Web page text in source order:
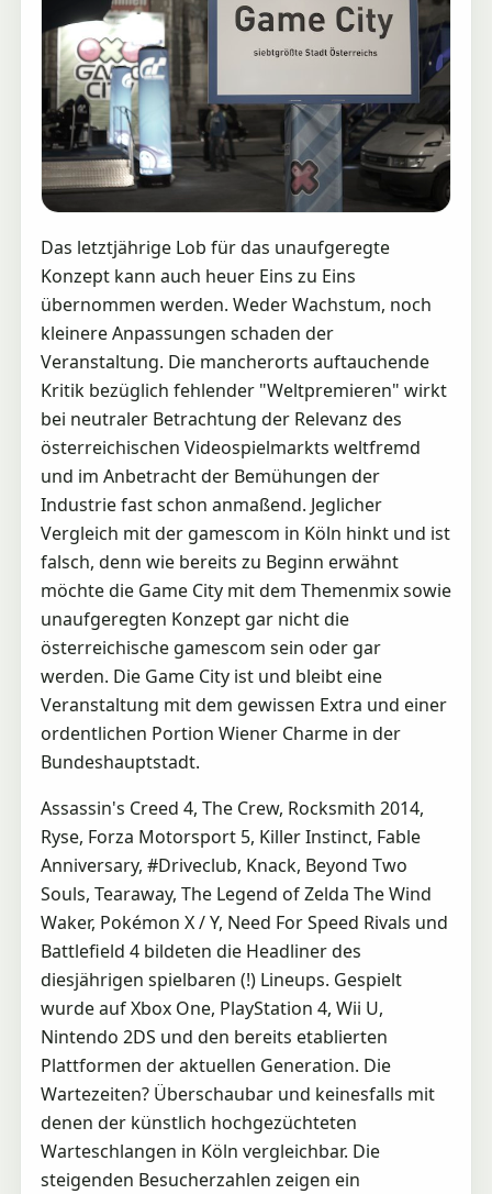
Das letztjährige Lob für das unaufgeregte
Konzept kann auch heuer Eins zu Eins
übernommen werden. Weder Wachstum, noch
kleinere Anpassungen schaden der
Veranstaltung. Die mancherorts auftauchende
Kritik bezüglich fehlender "Weltpremieren" wirkt
bei neutraler Betrachtung der Relevanz des
österreichischen Videospielmarkts weltfremd
und im Anbetracht der Bemühungen der
Industrie fast schon anmaßend. Jeglicher
Vergleich mit der gamescom in Köln hinkt und ist
falsch, denn wie bereits zu Beginn erwähnt
möchte die Game City mit dem Themenmix sowie
unaufgeregten Konzept gar nicht die
österreichische gamescom sein oder gar
werden. Die Game City ist und bleibt eine
Veranstaltung mit dem gewissen Extra und einer
ordentlichen Portion Wiener Charme in der
Bundeshauptstadt.
Assassin's Creed 4, The Crew, Rocksmith 2014,
Ryse, Forza Motorsport 5, Killer Instinct, Fable
Anniversary, #Driveclub, Knack, Beyond Two
Souls, Tearaway, The Legend of Zelda The Wind
Waker, Pokémon X / Y, Need For Speed Rivals und
Battlefield 4 bildeten die Headliner des
diesjährigen spielbaren (!) Lineups. Gespielt
wurde auf Xbox One, PlayStation 4, Wii U,
Nintendo 2DS und den bereits etablierten
Plattformen der aktuellen Generation. Die
Wartezeiten? Überschaubar und keinesfalls mit
denen der künstlich hochgezüchteten
Warteschlangen in Köln vergleichbar. Die
steigenden Besucherzahlen zeigen ein